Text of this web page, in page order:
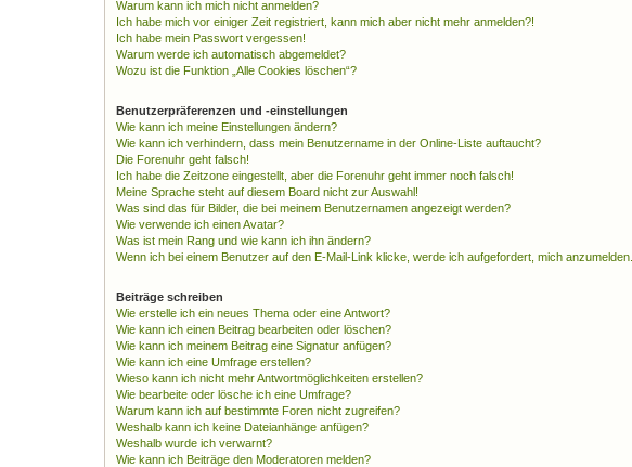
Warum kann ich mich nicht anmelden?
Ich habe mich vor einiger Zeit registriert, kann mich aber nicht mehr anmelden?!
Ich habe mein Passwort vergessen!
Warum werde ich automatisch abgemeldet?
Wozu ist die Funktion „Alle Cookies löschen“?
Benutzerpräferenzen und -einstellungen
Wie kann ich meine Einstellungen ändern?
Wie kann ich verhindern, dass mein Benutzername in der Online-Liste auftaucht?
Die Forenuhr geht falsch!
Ich habe die Zeitzone eingestellt, aber die Forenuhr geht immer noch falsch!
Meine Sprache steht auf diesem Board nicht zur Auswahl!
Was sind das für Bilder, die bei meinem Benutzernamen angezeigt werden?
Wie verwende ich einen Avatar?
Was ist mein Rang und wie kann ich ihn ändern?
Wenn ich bei einem Benutzer auf den E-Mail-Link klicke, werde ich aufgefordert, mich anzumelden.
Beiträge schreiben
Wie erstelle ich ein neues Thema oder eine Antwort?
Wie kann ich einen Beitrag bearbeiten oder löschen?
Wie kann ich meinem Beitrag eine Signatur anfügen?
Wie kann ich eine Umfrage erstellen?
Wieso kann ich nicht mehr Antwortmöglichkeiten erstellen?
Wie bearbeite oder lösche ich eine Umfrage?
Warum kann ich auf bestimmte Foren nicht zugreifen?
Weshalb kann ich keine Dateianhänge anfügen?
Weshalb wurde ich verwarnt?
Wie kann ich Beiträge den Moderatoren melden?